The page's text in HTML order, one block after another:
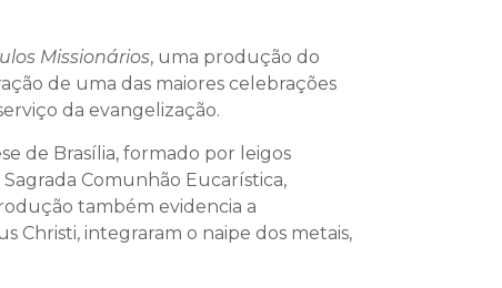
Missionários, uma produção do
de uma das maiores celebrações
da evangelização.
de Brasília, formado por leigos
Comunhão Eucarística,
também evidencia a
Christi, integraram o naipe dos metais,